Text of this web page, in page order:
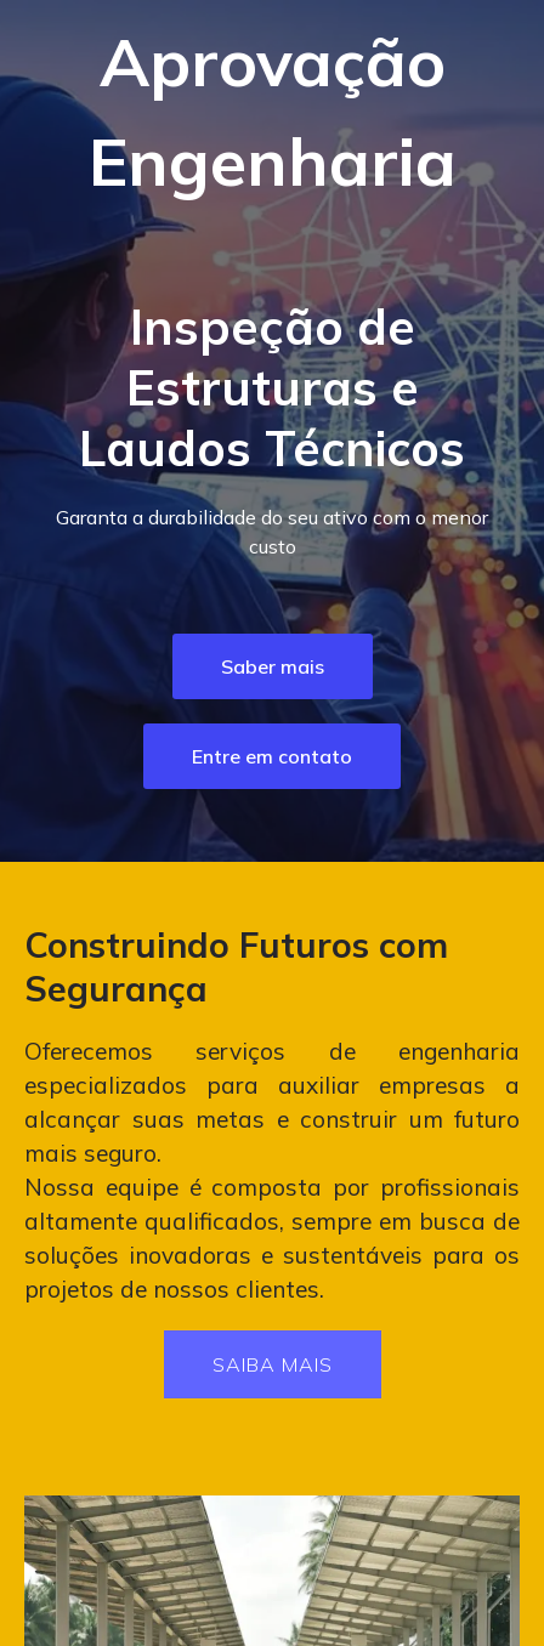
Aprovação
Engenharia
Inspeção de
Estruturas e
Laudos Técnicos
Garanta a durabilidade do seu ativo com o menor
custo
Saber mais
Entre em contato
Construindo Futuros com
Segurança
Oferecemos serviços de engenharia
especializados para auxiliar empresas a
alcançar suas metas e construir um futuro
mais seguro.
Nossa equipe é composta por profissionais
altamente qualificados, sempre em busca de
soluções inovadoras e sustentáveis para os
projetos de nossos clientes.
SAIBA MAIS